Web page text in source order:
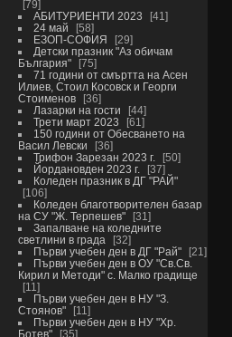
79
АБИТУРИЕНТИ 2023
41
24 май
58
ЕЗОП-СОФИЯ
29
Детски празник "Аз обичам
България"
75
71 години от смъртта на Асен
Илиев, Стоил Косовск и Георги
Стоименов
36
Лазарки на гости
44
Трети март 2023
61
150 години от Обесването на
Васил Левски
36
Трифон Зарезан 2023 г.
50
Йордановден 2023 г.
37
Коледен празник в ДГ "РАЙ"
106
Коледен благотворителен базар
на СУ "Ж. Терпешев"
31
Запалване на коледните
светлини в града
32
Първи учебен ден в ДГ "Рай"
21
Първи учебен ден в ОУ "Св.Св.
Кирил и Методи" с. Малко градище
11
Първи учебен ден в НУ "З.
Стоянов"
11
Първи учебен ден в НУ "Хр.
Ботев"
35